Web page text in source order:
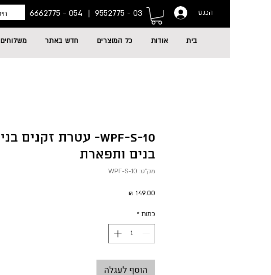
הכנס 03 - 9552775 |
בית אודות כל המוצרים חדש באתר משלוחים
WPF-S-10- עטרת זקנים בני
בנים ותפארת
מק"ט: WPF-S-10
מחיר
כמות *
הוסף לעגלה